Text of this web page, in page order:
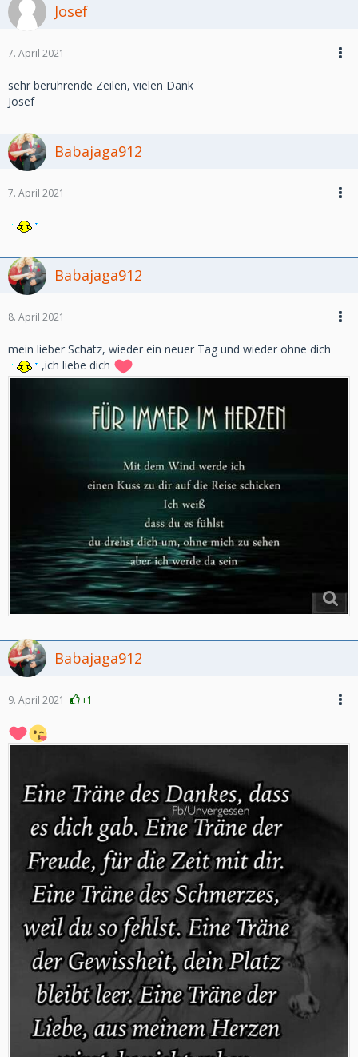
Josef
7. April 2021
sehr berührende Zeilen, vielen Dank
Josef
Babajaga912
7. April 2021
Babajaga912
8. April 2021
mein lieber Schatz, wieder ein neuer Tag und wieder ohne dich
,ich liebe dich
Babajaga912
9. April 2021 +1